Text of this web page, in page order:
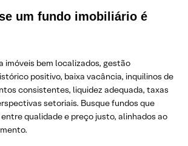
um fundo imobiliário é
imóveis bem localizados, gestão
positivo, baixa vacância, inquilinos de
consistentes, liquidez adequada, taxas
setoriais. Busque fundos que
qualidade e preço justo, alinhados ao